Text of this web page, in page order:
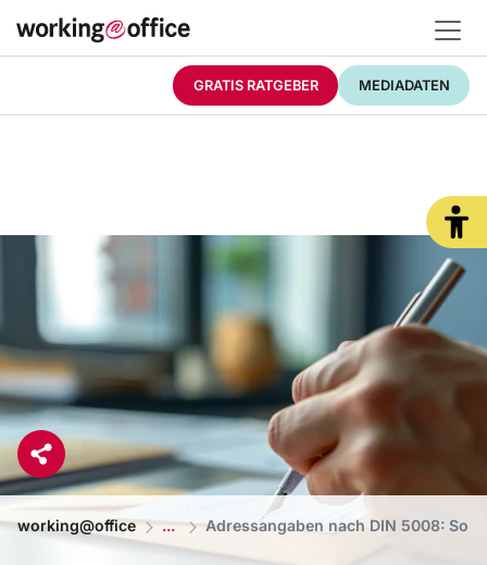
GRATIS RATGEBER MEDIADATEN
working@office Adressangaben nach DIN 5008: So